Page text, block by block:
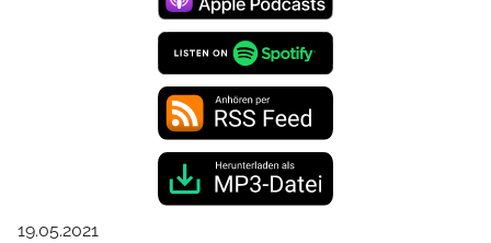
19.05.2021